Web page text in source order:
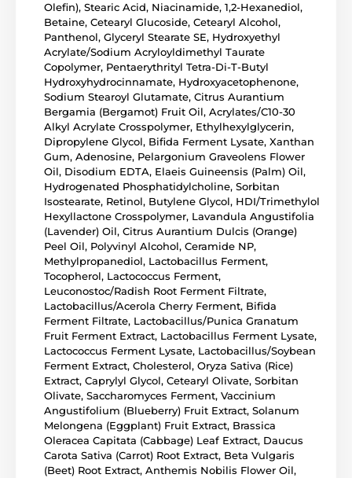
Olefin), Stearic Acid, Niacinamide, 1,2-Hexanediol,
Betaine, Cetearyl Glucoside, Cetearyl Alcohol,
Panthenol, Glyceryl Stearate SE, Hydroxyethyl
Acrylate/Sodium Acryloyldimethyl Taurate
Copolymer, Pentaerythrityl Tetra-Di-T-Butyl
Hydroxyhydrocinnamate, Hydroxyacetophenone,
Sodium Stearoyl Glutamate, Citrus Aurantium
Bergamia (Bergamot) Fruit Oil, Acrylates/C10-30
Alkyl Acrylate Crosspolymer, Ethylhexylglycerin,
Dipropylene Glycol, Bifida Ferment Lysate, Xanthan
Gum, Adenosine, Pelargonium Graveolens Flower
Oil, Disodium EDTA, Elaeis Guineensis (Palm) Oil,
Hydrogenated Phosphatidylcholine, Sorbitan
Isostearate, Retinol, Butylene Glycol, HDI/Trimethylol
Hexyllactone Crosspolymer, Lavandula Angustifolia
(Lavender) Oil, Citrus Aurantium Dulcis (Orange)
Peel Oil, Polyvinyl Alcohol, Ceramide NP,
Methylpropanediol, Lactobacillus Ferment,
Tocopherol, Lactococcus Ferment,
Leuconostoc/Radish Root Ferment Filtrate,
Lactobacillus/Acerola Cherry Ferment, Bifida
Ferment Filtrate, Lactobacillus/Punica Granatum
Fruit Ferment Extract, Lactobacillus Ferment Lysate,
Lactococcus Ferment Lysate, Lactobacillus/Soybean
Ferment Extract, Cholesterol, Oryza Sativa (Rice)
Extract, Caprylyl Glycol, Cetearyl Olivate, Sorbitan
Olivate, Saccharomyces Ferment, Vaccinium
Angustifolium (Blueberry) Fruit Extract, Solanum
Melongena (Eggplant) Fruit Extract, Brassica
Oleracea Capitata (Cabbage) Leaf Extract, Daucus
Carota Sativa (Carrot) Root Extract, Beta Vulgaris
(Beet) Root Extract, Anthemis Nobilis Flower Oil,